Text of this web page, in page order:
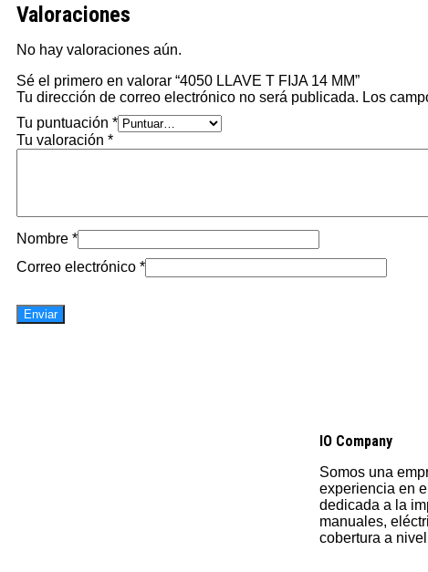
Valoraciones
No hay valoraciones aún.
Sé el primero en valorar “4050 LLAVE T FIJA 14 MM”
Tu dirección de correo electrónico no será publicada. Los
Tu puntuación *
Tu valoración *
Nombre *
Correo electrónico *
IO Company
Somos una
experiencia en
dedicada a la
manuales,
cobertura a